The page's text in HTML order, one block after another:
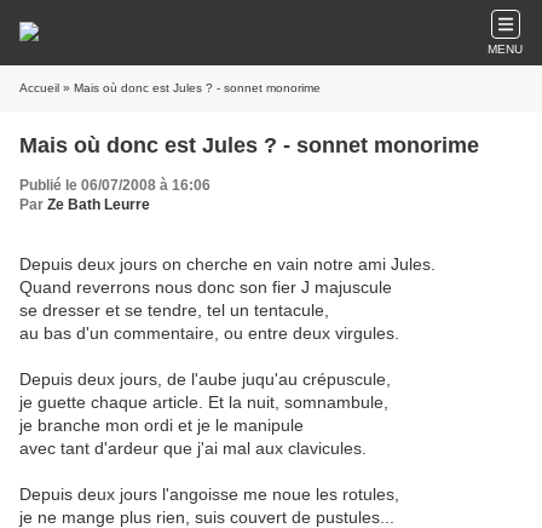
MENU
Accueil » Mais où donc est Jules ? - sonnet monorime
Mais où donc est Jules ? - sonnet monorime
Publié le 06/07/2008 à 16:06
Par Ze Bath Leurre
Depuis deux jours on cherche en vain notre ami Jules.
Quand reverrons nous donc son fier J majuscule
se dresser et se tendre, tel un tentacule,
au bas d'un commentaire, ou entre deux virgules.
Depuis deux jours, de l'aube juqu'au crépuscule,
je guette chaque article. Et la nuit, somnambule,
je branche mon ordi et je le manipule
avec tant d'ardeur que j'ai mal aux clavicules.
Depuis deux jours l'angoisse me noue les rotules,
je ne mange plus rien, suis couvert de pustules...